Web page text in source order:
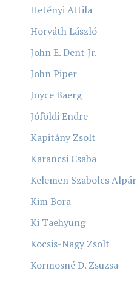
Hetényi Attila
Horváth László
John E. Dent Jr.
John Piper
Joyce Baerg
Jóföldi Endre
Kapitány Zsolt
Karancsi Csaba
Kelemen Szabolcs Alpár
Kim Bora
Ki Taehyung
Kocsis-Nagy Zsolt
Kormosné D. Zsuzsa